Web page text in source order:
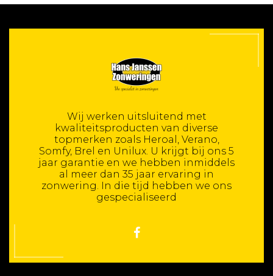
Wij werken uitsluitend met
kwaliteitsproducten van diverse
topmerken zoals Heroal, Verano,
Somfy, Brel en Unilux. U krijgt bij ons 5
jaar garantie en we hebben inmiddels
al meer dan 35 jaar ervaring in
zonwering. In die tijd hebben we ons
gespecialiseerd